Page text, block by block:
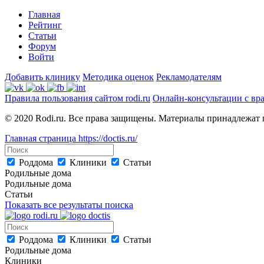
Главная
Рейтинг
Статьи
Форум
Войти
Добавить клинику Методика оценок Рекламодателям
Правила пользования сайтом rodi.ru Онлайн-консультации с
© 2020 Rodi.ru. Все права защищены. Материалы принадлежат
Главная страница https://doctis.ru/
Роддома Клиники
Статьи
Родильные дома
Родильные дома
Статьи
Показать все результаты поиска
Роддома Клиники
Статьи
Родильные дома
Клиники